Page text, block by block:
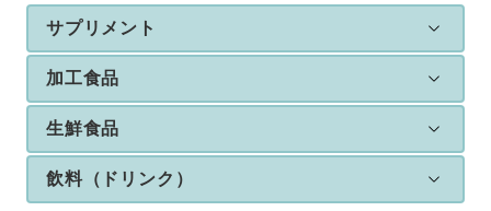
サプリメント
加工食品
生鮮食品
飲料（ドリンク）